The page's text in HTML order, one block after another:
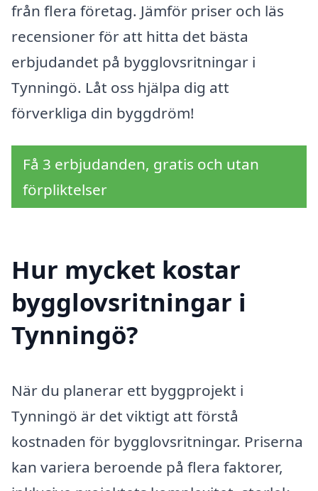
från flera företag. Jämför priser och läs
recensioner för att hitta det bästa
erbjudandet på bygglovsritningar i
Tynningö. Låt oss hjälpa dig att
förverkliga din byggdröm!
Få 3 erbjudanden, gratis och utan
förpliktelser
Hur mycket kostar
bygglovsritningar i
Tynningö?
När du planerar ett byggprojekt i
Tynningö är det viktigt att förstå
kostnaden för bygglovsritningar. Priserna
kan variera beroende på flera faktorer,